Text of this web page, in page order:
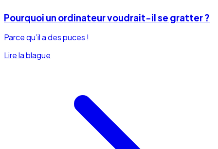
Pourquoi un ordinateur voudrait-il se gratter ?
Parce qu’il a des puces !
Lire la blague